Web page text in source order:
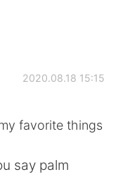
2020.08.18 15:15
favorite things
say palm